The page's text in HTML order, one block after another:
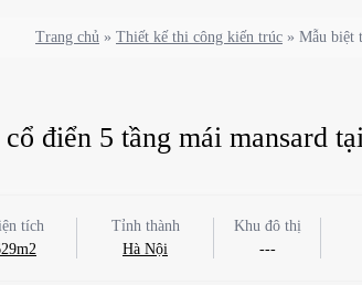
Trang chủ » Thiết kế thi công kiến trúc » Mẫu biệt
điển 5 tầng mái mansard
tích
Tỉnh thành
Hà Nội
Khu đô thị
---